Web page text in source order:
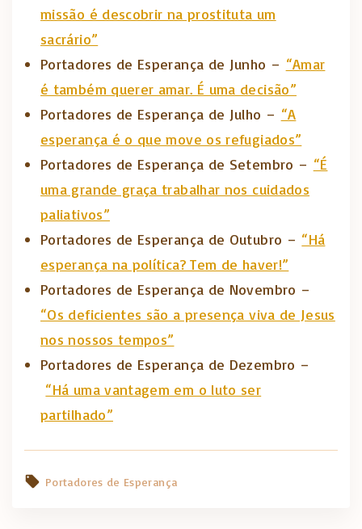
missão é descobrir na prostituta um
sacrário”
Portadores de Esperança de Junho – “Amar
é também querer amar. É uma decisão”
Portadores de Esperança de Julho – “A
esperança é o que move os refugiados”
Portadores de Esperança de Setembro – “É
uma grande graça trabalhar nos cuidados
paliativos”
Portadores de Esperança de Outubro – “Há
esperança na política? Tem de haver!”
Portadores de Esperança de Novembro –
“Os deficientes são a presença viva de Jesus
nos nossos tempos”
Portadores de Esperança de Dezembro –
“Há uma vantagem em o luto ser
partilhado”
Portadores de Esperança